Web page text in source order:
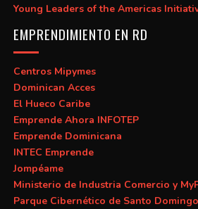
Young Leaders of the Americas
EMPRENDIMIENTO EN RD
Centros Mipymes
Dominican Acces
El Hueco Caribe
Emprende Ahora INFOTEP
Emprende Dominicana
INTEC Emprende
Jompéame
Ministerio de Industria Comercio y
Parque Cibernético de Santo Domingo